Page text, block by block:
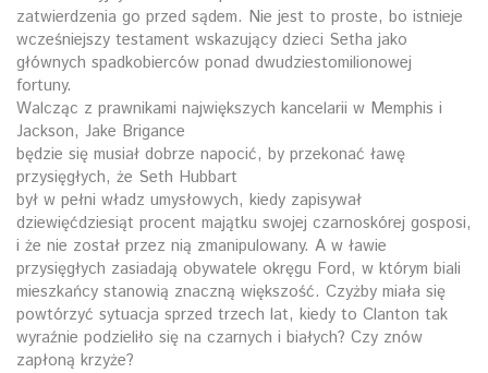
zatwierdzenia go przed sądem. Nie jest to proste, bo istnieje
wcześniejszy testament wskazujący dzieci Setha jako
głównych spadkobierców ponad dwudziestomilionowej
fortuny.
Walcząc z prawnikami największych kancelarii w Memphis i
Jackson, Jake Brigance
będzie się musiał dobrze napocić, by przekonać ławę
przysięgłych, że Seth Hubbart
był w pełni władz umysłowych, kiedy zapisywał
dziewięćdziesiąt procent majątku swojej czarnoskórej gosposi,
i że nie został przez nią zmanipulowany. A w ławie
przysięgłych zasiadają obywatele okręgu Ford, w którym biali
mieszkańcy stanowią znaczną większość. Czyżby miała się
powtórzyć sytuacja sprzed trzech lat, kiedy to Clanton tak
wyraźnie podzieliło się na czarnych i białych? Czy znów
zapłoną krzyże?